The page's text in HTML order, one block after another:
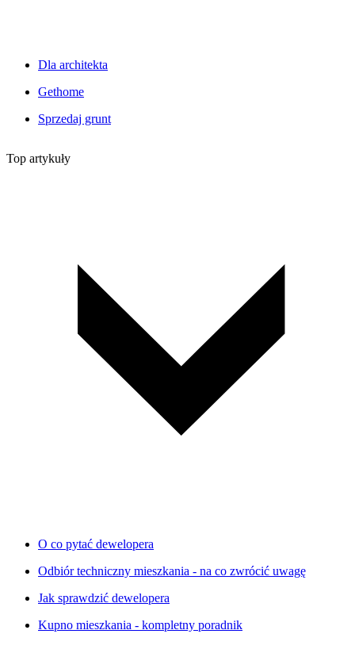
Dla architekta
Gethome
Sprzedaj grunt
Top artykuły
O co pytać dewelopera
Odbiór techniczny mieszkania - na co zwrócić uwagę
Jak sprawdzić dewelopera
Kupno mieszkania - kompletny poradnik